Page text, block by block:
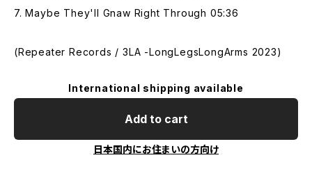
7. Maybe They'll Gnaw Right Through 05:36
(Repeater Records / 3LA -LongLegsLongArms 2023)
International shipping available
Add to cart
日本国内にお住まいの方向け